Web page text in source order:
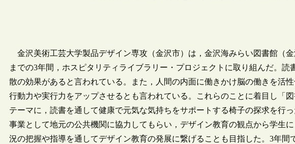
金沢美術工芸大学製品デザイン専攻（金沢市）は，金沢海みらい図書館（
までの3年間，ホスピタリティライブラリー・プロジェクトに取り組んだ。
散の効果があると言われている。また，人間の内面に働きかけ脳の働きを活
行動力や実行力をアップさせるとも言われている。これらのことに着目し「
テーマに，読書を通して健康で元気な気持ちをサポートする椅子の探求を行
事業として地元の公共機関に協力してもらい，デザイン教育の観点から学生
況の把握や指導を通してデザイン教育の発展に繋げることも目指した。3年間